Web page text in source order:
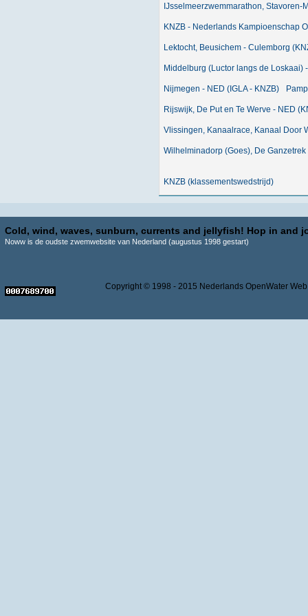
IJsselmeerzwemmarathon, Stavoren-
KNZB - Nederlands Kampioenschap
Lektocht, Beusichem - Culemborg
Middelburg (Luctor langs de Loskaai)
Nijmegen - NED (IGLA - KNZB)
Rijswijk, De Put en Te Werve - NED
Vlissingen, Kanaalrace, Kanaal Door
Wilhelminadorp (Goes), De Ganzetrek
KNZB (klassementswedstrijd)
Cold, wind, waves, sunburn, currents and jellyfish! Hop in and
Noww is de oudste zwemwebsite van Nederland (augustus 1998 gestart)
Copyright © 1998 - 2015 Nederlands OpenWater